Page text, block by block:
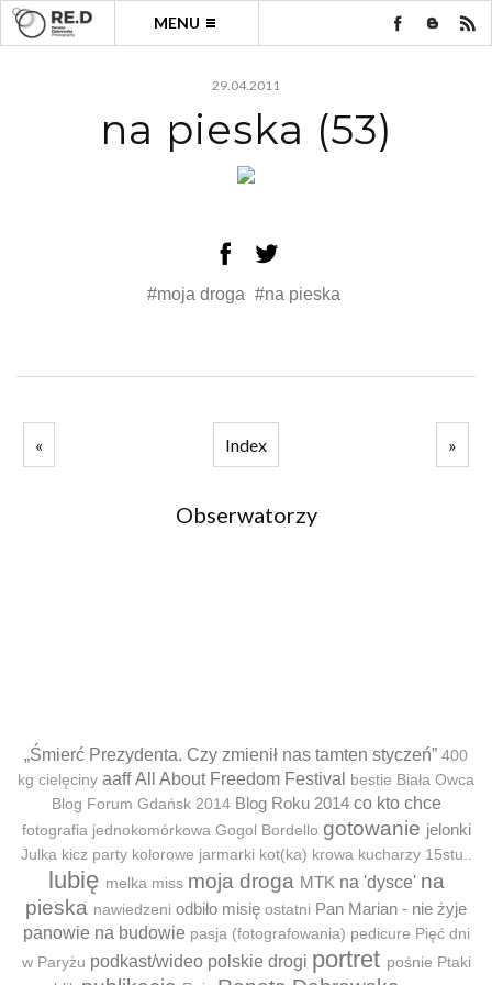
MENU
29.04.2011
na pieska (53)
#moja droga #na pieska
« Index »
Obserwatorzy
„Śmierć Prezydenta. Czy zmienił nas tamten styczeń” 400
kg cielęciny aaff All About Freedom Festival bestie Biała Owca
Blog Forum Gdańsk 2014 Blog Roku 2014 co kto chce
fotografia jednokomórkowa Gogol Bordello gotowanie jelonki
Julka kicz party kolorowe jarmarki kot(ka) krowa kucharzy 15stu..
lubię melka miss moja droga MTK na 'dysce' na
pieska nawiedzeni odbiło misię ostatni Pan Marian - nie żyje
panowie na budowie pasja (fotografowania) pedicure Pięć dni
w Paryżu podkast/wideo polskie drogi portret pośnie Ptaki